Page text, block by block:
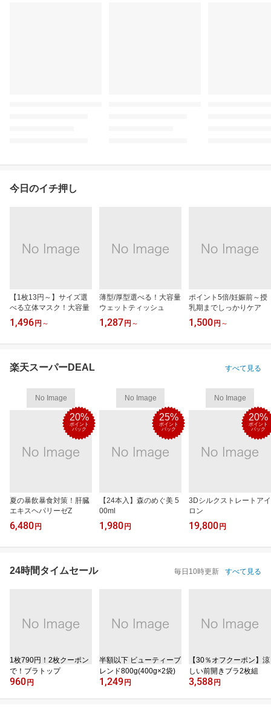
今日のイチ押し
【1枚13円～】サイズ選
べる立体マスク！大容量
1,496 円 ～
薄型/厚型選べる！大容量
ウェットティッシュ
1,287 円 ～
ポイント5倍/妊娠前～授
乳期までしっかりケア
1,500 円 ～
楽天スーパーDEAL すべて見る
No Image
20%
ポイント
バック
夏の暴飲暴食対策！肝臓
エキスヘパリーゼZ
6,480 円
No Image
25%
ポイント
バック
【24本入】森のめぐ美 5
00ml
1,980 円
No Image
20%
ポイント
バック
3Dシルクストレートアイ
ロン
19,800 円
24時間タイムセール 毎日10時更新 すべて見る
1枚790円！2枚クーポン
で！ブラトップ
960 円
半額以下 ビューティーブ
レンド800g(400g×2袋)
1,249 円
【30％オフクーポン】涼
しい前開きブラ2枚組
3,588 円